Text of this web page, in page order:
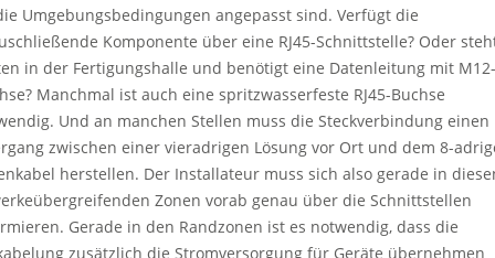
Umgebungsbedingungen angepasst sind. Verfügt die
Komponente über eine RJ45-Schnittstelle? Oder
in der Fertigungshalle und benötigt eine Datenleitung mit M12-
Manchmal ist auch eine spritzwasserfeste RJ45-Buchse
Und an manchen Stellen muss die Steckverbindung einen
zwischen einer vieradrigen Lösung vor Ort und dem 8-
herstellen. Der Installateur muss sich also gerade in
Zonen vorab genau über die Schnittstellen
Gerade in den Randzonen ist es notwendig, dass die
zusätzlich die Stromversorgung für Geräte übernehmen